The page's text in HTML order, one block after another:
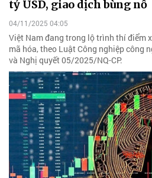
tỷ USD, giao dịch bùng nổ
04/11/2025 04:05
Việt Nam đang trong lộ trình thí điểm
mã hóa, theo Luật Công nghiệp công
và Nghị quyết 05/2025/NQ-CP.